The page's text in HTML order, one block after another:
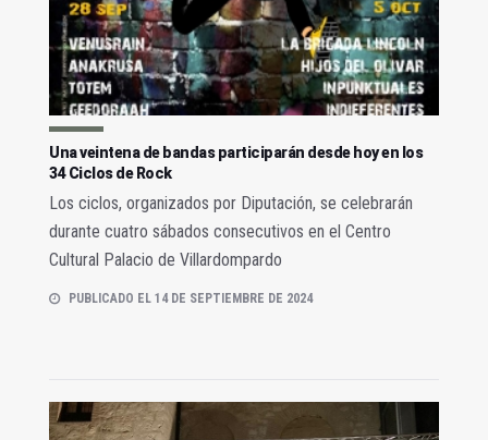
Una veintena de bandas participarán desde hoy en los
34 Ciclos de Rock
Los ciclos, organizados por Diputación, se celebrarán
durante cuatro sábados consecutivos en el Centro
Cultural Palacio de Villardompardo
PUBLICADO EL 14 DE SEPTIEMBRE DE 2024